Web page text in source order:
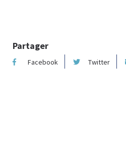
Partager
Facebook Twitter